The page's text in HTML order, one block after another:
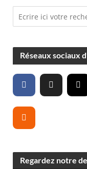
Réseaux sociaux
Regardez notre